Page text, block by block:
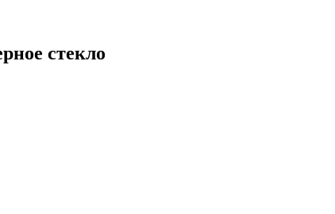
стекло